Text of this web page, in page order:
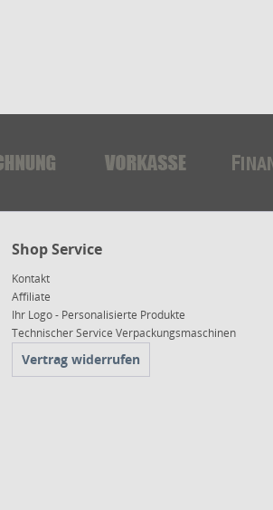
Shop Service
Kontakt
Affiliate
Ihr Logo - Personalisierte Produkte
Technischer Service Verpackungsmaschinen
Vertrag widerrufen